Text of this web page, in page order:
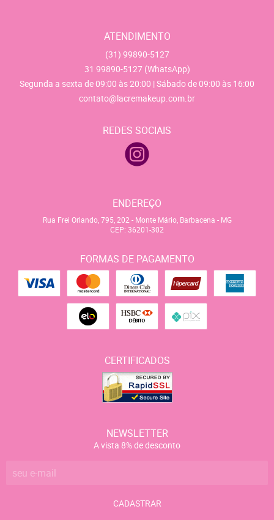
ATENDIMENTO
(31) 99890-5127
31 99890-5127 (WhatsApp)
Segunda a sexta de 09:00 às 20:00 | Sábado de 09:00 às 16:00
contato@lacremakeup.com.br
REDES SOCIAIS
ENDEREÇO
Rua Frei Orlando, 795, 202 - Monte Mário, Barbacena - MG
CEP: 36201-302
FORMAS DE PAGAMENTO
CERTIFICADOS
NEWSLETTER
A vista 8% de desconto
CADASTRAR